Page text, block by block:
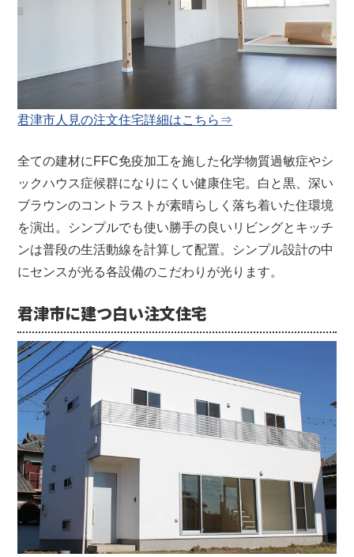
君津市人見の注文住宅詳細はこちら⇒
全ての建材にFFC免疫加工を施した化学物質過敏症やシ
ックハウス症候群になりにくい健康住宅。 白と黒、深い
ブラウンのコントラストが素晴らしく落ち着いた住環境
を演出。シンプルでも使い勝手の良いリビングとキッチ
ンは普段の生活動線を計算して配置。
シンプル設計の中
にセンスが光る各設備のこだわりが光ります。
君津市に建つ白い注文住宅